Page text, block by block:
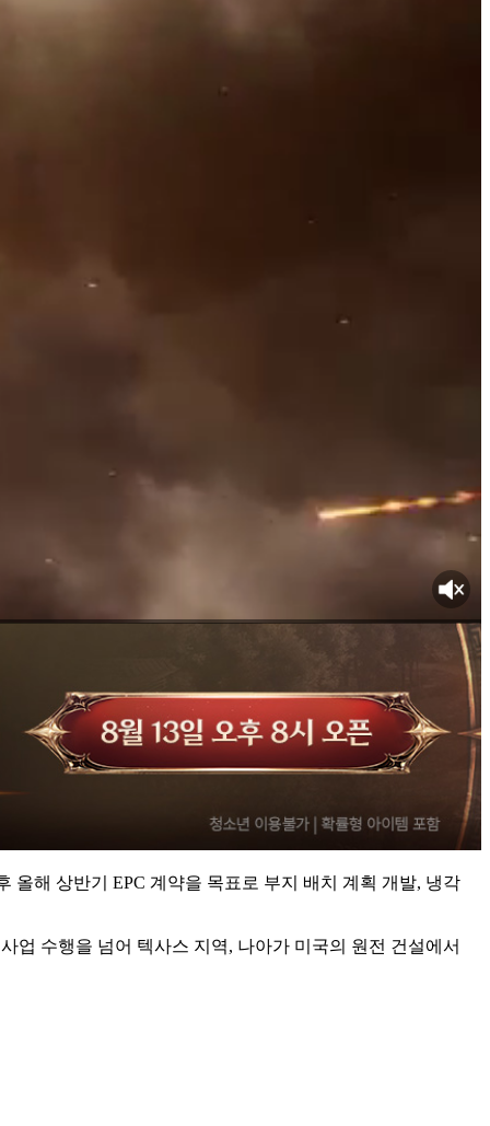
올해 상반기 EPC 계약을 목표로 부지 배치 계획 개발, 냉각
업 수행을 넘어 텍사스 지역, 나아가 미국의 원전 건설에서